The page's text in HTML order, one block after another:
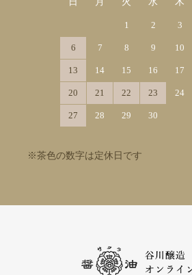
1 2 3
6 7 8 9 10
13 14 15 16 17
20 21 22 23 24
27 28 29 30
※茶色の数字は定休日です